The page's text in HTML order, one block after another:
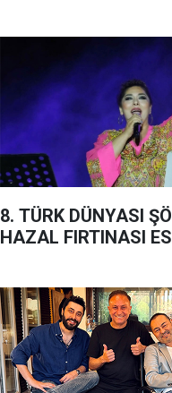
8. TÜRK DÜNYASI
HAZAL FIRTINASI